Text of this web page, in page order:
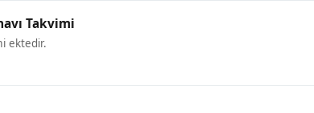
Takvimi
ektedir.